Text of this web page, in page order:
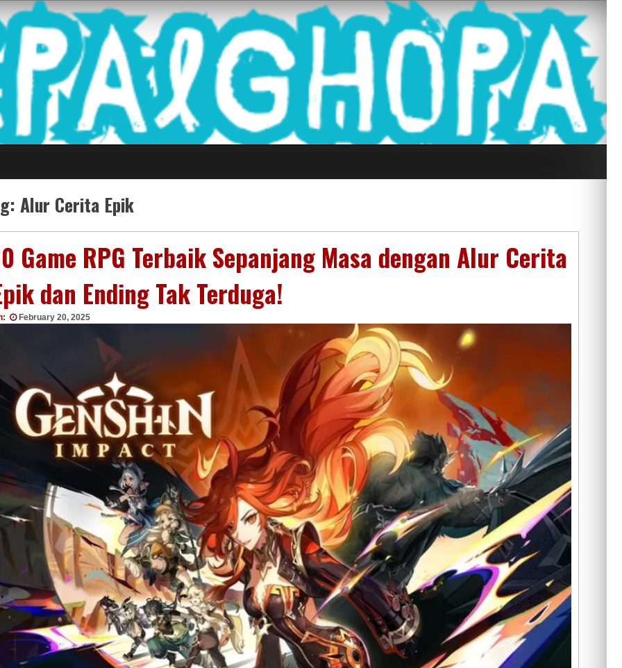
Game Terkini Paling Seluruh Di
Alur Cerita Epik
Game RPG Terbaik Sepanjang Masa dengan Alur Cerita
dan Ending Tak Terduga!
February 20, 2025